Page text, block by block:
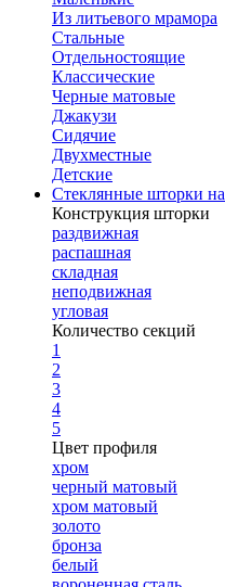
Из литьевого мрамора
Стальные
Отдельностоящие
Классические
Черные матовые
Джакузи
Сидячие
Двухместные
Детские
Стеклянные шторки
Конструкция шторки
раздвижная
распашная
складная
неподвижная
угловая
Количество секций
1
2
3
4
5
Цвет профиля
хром
черный матовый
хром матовый
золото
бронза
белый